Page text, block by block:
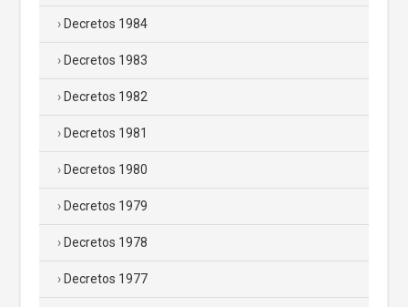
Decretos 1984
Decretos 1983
Decretos 1982
Decretos 1981
Decretos 1980
Decretos 1979
Decretos 1978
Decretos 1977